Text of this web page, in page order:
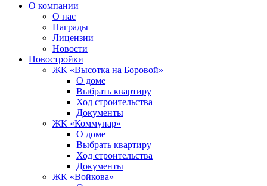
О компании
О нас
Награды
Лицензии
Новости
Новостройки
ЖК «Высотка на Боровой»
О доме
Выбрать квартиру
Ход строительства
Документы
ЖК «Коммунар»
О доме
Выбрать квартиру
Ход строительства
Документы
ЖК «Войкова»